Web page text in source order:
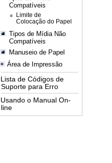
Compatíveis
Limite de
Colocação do Papel
Tipos de Mídia Não
Compatíveis
Manuseio de Papel
Área de Impressão
Lista de Códigos de
Suporte para Erro
Usando o Manual On-
line